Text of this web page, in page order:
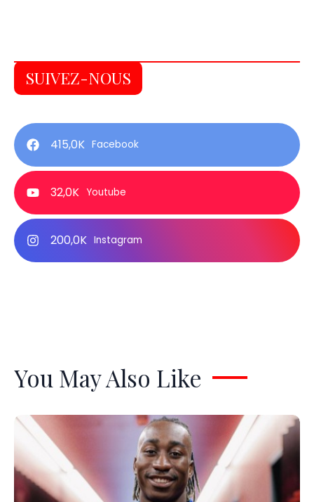
SUIVEZ-NOUS
415,0K Facebook
32,0K Youtube
200,0K Instagram
You May Also Like